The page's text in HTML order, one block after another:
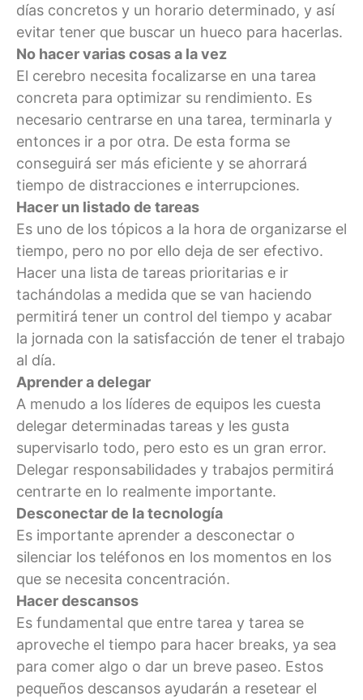
días concretos y un horario determinado, y así
evitar tener que buscar un hueco para hacerlas.
No hacer varias cosas a la vez
El cerebro necesita focalizarse en una tarea
concreta para optimizar su rendimiento. Es
necesario centrarse en una tarea, terminarla y
entonces ir a por otra. De esta forma se
conseguirá ser más eficiente y se ahorrará
tiempo de distracciones e interrupciones.
Hacer un listado de tareas
Es uno de los tópicos a la hora de organizarse el
tiempo, pero no por ello deja de ser efectivo.
Hacer una lista de tareas prioritarias e ir
tachándolas a medida que se van haciendo
permitirá tener un control del tiempo y acabar
la jornada con la satisfacción de tener el trabajo
al día.
Aprender a delegar
A menudo a los líderes de equipos les cuesta
delegar determinadas tareas y les gusta
supervisarlo todo, pero esto es un gran error.
Delegar responsabilidades y trabajos permitirá
centrarte en lo realmente importante.
Desconectar de la tecnología
Es importante aprender a desconectar o
silenciar los teléfonos en los momentos en los
que se necesita concentración.
Hacer descansos
Es fundamental que entre tarea y tarea se
aproveche el tiempo para hacer breaks, ya sea
para comer algo o dar un breve paseo. Estos
pequeños descansos ayudarán a resetear el